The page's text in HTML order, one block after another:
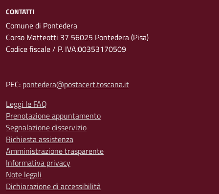
CONTATTI
Comune di Pontedera
Corso Matteotti 37 56025 Pontedera (Pisa)
Codice fiscale / P. IVA:00353170509
PEC: pontedera@postacert.toscana.it
Leggi le FAQ
Prenotazione appuntamento
Segnalazione disservizio
Richiesta assistenza
Amministrazione trasparente
Informativa privacy
Note legali
Dichiarazione di accessibilità